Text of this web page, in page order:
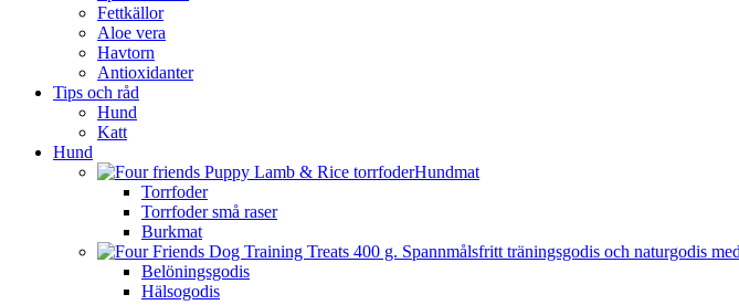
Fettkällor
Aloe vera
Havtorn
Antioxidanter
Tips och råd
Hund
Katt
Hund
Hundmat
Torrfoder
Torrfoder små raser
Burkmat
Belöningsgodis
Hälsogodis